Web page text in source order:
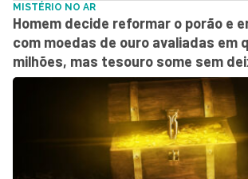
MISTÉRIO NO AR
Homem decide reformar o porão e
com moedas de ouro avaliadas em
milhões, mas tesouro some sem